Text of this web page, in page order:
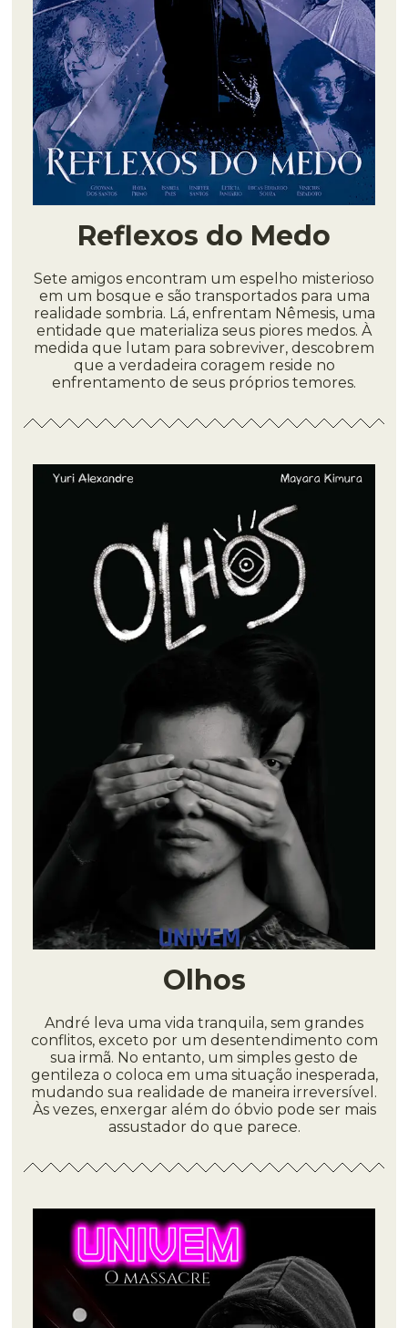
Reflexos do Medo
Sete amigos encontram um espelho misterioso
em um bosque e são transportados para uma
realidade sombria. Lá, enfrentam Nêmesis, uma
entidade que materializa seus piores medos. À
medida que lutam para sobreviver, descobrem
que a verdadeira coragem reside no
enfrentamento de seus próprios temores.
Olhos
André leva uma vida tranquila, sem grandes
conflitos, exceto por um desentendimento com
sua irmã. No entanto, um simples gesto de
gentileza o coloca em uma situação inesperada,
mudando sua realidade de maneira irreversível.
Às vezes, enxergar além do óbvio pode ser mais
assustador do que parece.